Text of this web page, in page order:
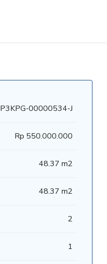
P3KPG-00000534-J
Rp 550.000.000
48.37 m2
48.37 m2
2
1